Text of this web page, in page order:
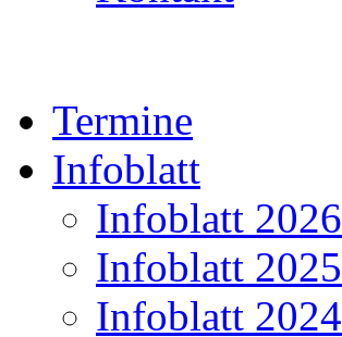
Termine
Infoblatt
Infoblatt 2026
Infoblatt 2025
Infoblatt 2024